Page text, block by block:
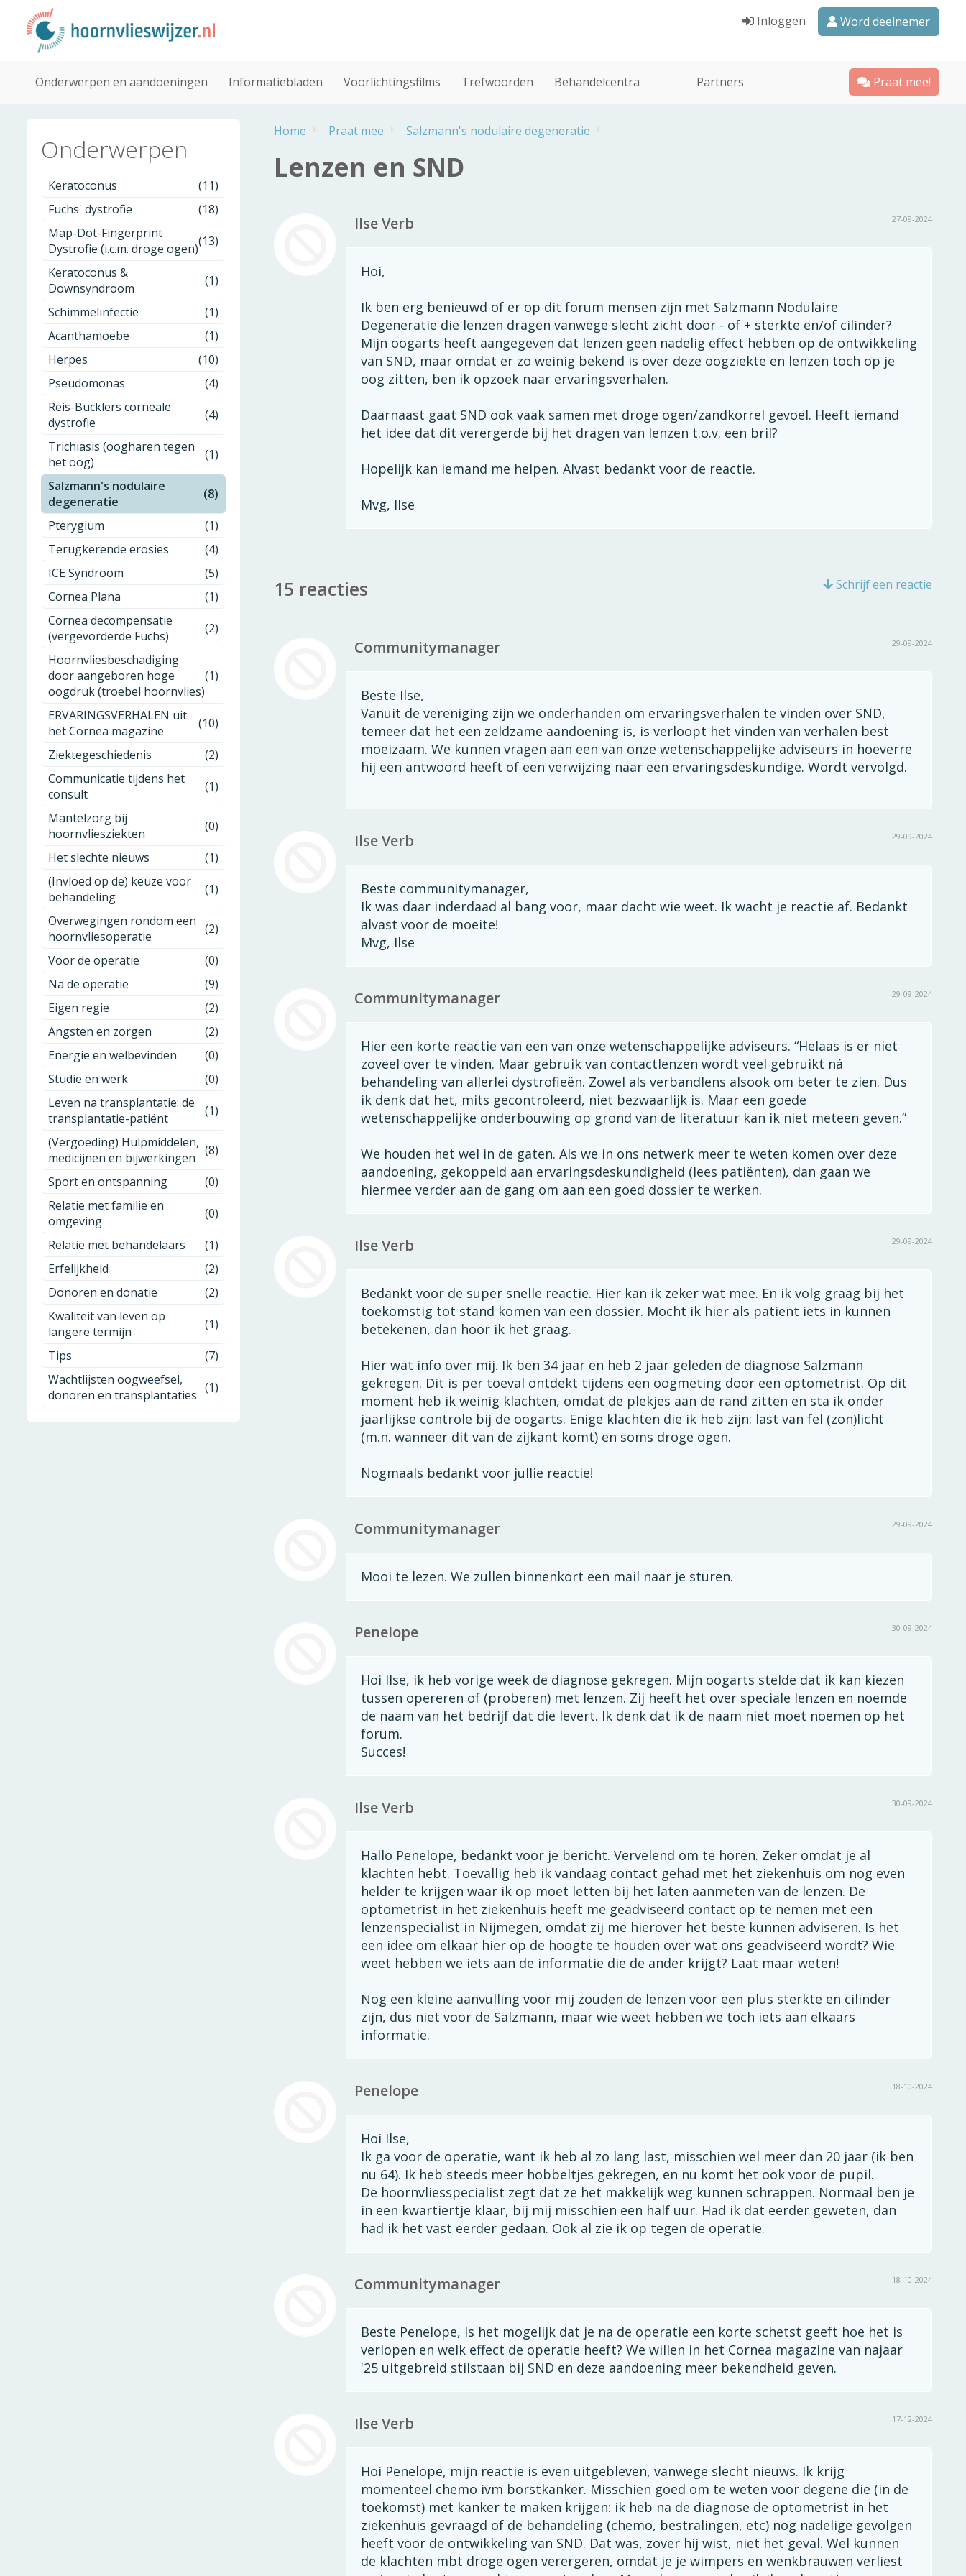
Inloggen Word deelnemer
Onderwerpen en aandoeningen Informatiebladen Voorlichtingsfilms Trefwoorden Behandelcentra Partners Praat mee!
Onderwerpen
Keratoconus
(11)
Fuchs' dystrofie
(18)
Map-Dot-Fingerprint
Dystrofie (i.c.m. droge ogen)(13)
Keratoconus &
Downsyndroom
(1)
Schimmelinfectie
(1)
Acanthamoebe
(1)
Herpes
(10)
Pseudomonas
(4)
Reis-Bücklers corneale
dystrofie
(4)
Trichiasis (oogharen tegen
het oog)
(1)
Salzmann's nodulaire
degeneratie
(8)
Pterygium
(1)
Terugkerende erosies
(4)
ICE Syndroom
(5)
Cornea Plana
(1)
Cornea decompensatie
(vergevorderde Fuchs)
(2)
Hoornvliesbeschadiging
door aangeboren hoge
oogdruk (troebel hoornvlies)
(1)
ERVARINGSVERHALEN uit
het Cornea magazine
(10)
Ziektegeschiedenis
(2)
Communicatie tijdens het
consult
(1)
Mantelzorg bij
hoornvliesziekten
(0)
Het slechte nieuws
(1)
(Invloed op de) keuze voor
behandeling
(1)
Overwegingen rondom een
hoornvliesoperatie
(2)
Voor de operatie
(0)
Na de operatie
(9)
Eigen regie
(2)
Angsten en zorgen
(2)
Energie en welbevinden
(0)
Studie en werk
(0)
Leven na transplantatie: de
transplantatie-patiënt
(1)
(Vergoeding) Hulpmiddelen,
medicijnen en bijwerkingen
(8)
Sport en ontspanning
(0)
Relatie met familie en
omgeving
(0)
Relatie met behandelaars
(1)
Erfelijkheid
(2)
Donoren en donatie
(2)
Kwaliteit van leven op
langere termijn
(1)
Tips
(7)
Wachtlijsten oogweefsel,
donoren en transplantaties (1)
Home Praat mee Salzmann's nodulaire degeneratie
Lenzen en SND
Ilse Verb 27-09-2024
Hoi,
Ik ben erg benieuwd of er op dit forum mensen zijn met Salzmann Nodulaire
Degeneratie die lenzen dragen vanwege slecht zicht door - of + sterkte en/of cilinder?
Mijn oogarts heeft aangegeven dat lenzen geen nadelig effect hebben op de ontwikkeling
van SND, maar omdat er zo weinig bekend is over deze oogziekte en lenzen toch op je
oog zitten, ben ik opzoek naar ervaringsverhalen.
Daarnaast gaat SND ook vaak samen met droge ogen/zandkorrel gevoel. Heeft iemand
het idee dat dit verergerde bij het dragen van lenzen t.o.v. een bril?
Hopelijk kan iemand me helpen. Alvast bedankt voor de reactie.
Mvg, Ilse
15 reacties Schrijf een reactie
Communitymanager 29-09-2024
Beste Ilse,
Vanuit de vereniging zijn we onderhanden om ervaringsverhalen te vinden over SND,
temeer dat het een zeldzame aandoening is, is verloopt het vinden van verhalen best
moeizaam. We kunnen vragen aan een van onze wetenschappelijke adviseurs in hoeverre
hij een antwoord heeft of een verwijzing naar een ervaringsdeskundige. Wordt vervolgd.
Ilse Verb 29-09-2024
Beste communitymanager,
Ik was daar inderdaad al bang voor, maar dacht wie weet. Ik wacht je reactie af. Bedankt
alvast voor de moeite!
Mvg, Ilse
Communitymanager 29-09-2024
Hier een korte reactie van een van onze wetenschappelijke adviseurs. “Helaas is er niet
zoveel over te vinden. Maar gebruik van contactlenzen wordt veel gebruikt ná
behandeling van allerlei dystrofieën. Zowel als verbandlens alsook om beter te zien. Dus
ik denk dat het, mits gecontroleerd, niet bezwaarlijk is. Maar een goede
wetenschappelijke onderbouwing op grond van de literatuur kan ik niet meteen geven.”
We houden het wel in de gaten. Als we in ons netwerk meer te weten komen over deze
aandoening, gekoppeld aan ervaringsdeskundigheid (lees patiënten), dan gaan we
hiermee verder aan de gang om aan een goed dossier te werken.
Ilse Verb 29-09-2024
Bedankt voor de super snelle reactie. Hier kan ik zeker wat mee. En ik volg graag bij het
toekomstig tot stand komen van een dossier. Mocht ik hier als patiënt iets in kunnen
betekenen, dan hoor ik het graag.
Hier wat info over mij. Ik ben 34 jaar en heb 2 jaar geleden de diagnose Salzmann
gekregen. Dit is per toeval ontdekt tijdens een oogmeting door een optometrist. Op dit
moment heb ik weinig klachten, omdat de plekjes aan de rand zitten en sta ik onder
jaarlijkse controle bij de oogarts. Enige klachten die ik heb zijn: last van fel (zon)licht
(m.n. wanneer dit van de zijkant komt) en soms droge ogen.
Nogmaals bedankt voor jullie reactie!
Communitymanager 29-09-2024
Mooi te lezen. We zullen binnenkort een mail naar je sturen.
Penelope 30-09-2024
Hoi Ilse, ik heb vorige week de diagnose gekregen. Mijn oogarts stelde dat ik kan kiezen
tussen opereren of (proberen) met lenzen. Zij heeft het over speciale lenzen en noemde
de naam van het bedrijf dat die levert. Ik denk dat ik de naam niet moet noemen op het
forum.
Succes!
Ilse Verb 30-09-2024
Hallo Penelope, bedankt voor je bericht. Vervelend om te horen. Zeker omdat je al
klachten hebt. Toevallig heb ik vandaag contact gehad met het ziekenhuis om nog even
helder te krijgen waar ik op moet letten bij het laten aanmeten van de lenzen. De
optometrist in het ziekenhuis heeft me geadviseerd contact op te nemen met een
lenzenspecialist in Nijmegen, omdat zij me hierover het beste kunnen adviseren. Is het
een idee om elkaar hier op de hoogte te houden over wat ons geadviseerd wordt? Wie
weet hebben we iets aan de informatie die de ander krijgt? Laat maar weten!
Nog een kleine aanvulling voor mij zouden de lenzen voor een plus sterkte en cilinder
zijn, dus niet voor de Salzmann, maar wie weet hebben we toch iets aan elkaars
informatie.
Penelope 18-10-2024
Hoi Ilse,
Ik ga voor de operatie, want ik heb al zo lang last, misschien wel meer dan 20 jaar (ik ben
nu 64). Ik heb steeds meer hobbeltjes gekregen, en nu komt het ook voor de pupil.
De hoornvliesspecialist zegt dat ze het makkelijk weg kunnen schrappen. Normaal ben je
in een kwartiertje klaar, bij mij misschien een half uur. Had ik dat eerder geweten, dan
had ik het vast eerder gedaan. Ook al zie ik op tegen de operatie.
Communitymanager 18-10-2024
Beste Penelope, Is het mogelijk dat je na de operatie een korte schetst geeft hoe het is
verlopen en welk effect de operatie heeft? We willen in het Cornea magazine van najaar
'25 uitgebreid stilstaan bij SND en deze aandoening meer bekendheid geven.
Ilse Verb 17-12-2024
Hoi Penelope, mijn reactie is even uitgebleven, vanwege slecht nieuws. Ik krijg
momenteel chemo ivm borstkanker. Misschien goed om te weten voor degene die (in de
toekomst) met kanker te maken krijgen: ik heb na de diagnose de optometrist in het
ziekenhuis gevraagd of de behandeling (chemo, bestralingen, etc) nog nadelige gevolgen
heeft voor de ontwikkeling van SND. Dat was, zover hij wist, niet het geval. Wel kunnen
de klachten mbt droge ogen verergeren, omdat je je wimpers en wenkbrauwen verliest